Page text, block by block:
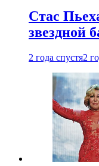
Стас
звездной
2 года спустя2